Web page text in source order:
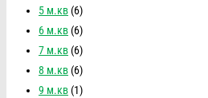
5 м.кв (6)
6 м.кв (6)
7 м.кв (6)
8 м.кв (6)
9 м.кв (1)